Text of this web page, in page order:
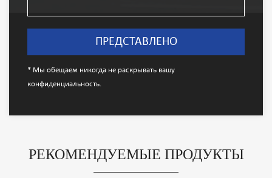
* Мы обещаем никогда не раскрывать вашу
конфиденциальность.
РЕКОМЕНДУЕМЫЕ ПРОДУКТЫ